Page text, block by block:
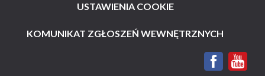
USTAWIENIA COOKIE
KOMUNIKAT ZGŁOSZEŃ WEWNĘTRZNYCH